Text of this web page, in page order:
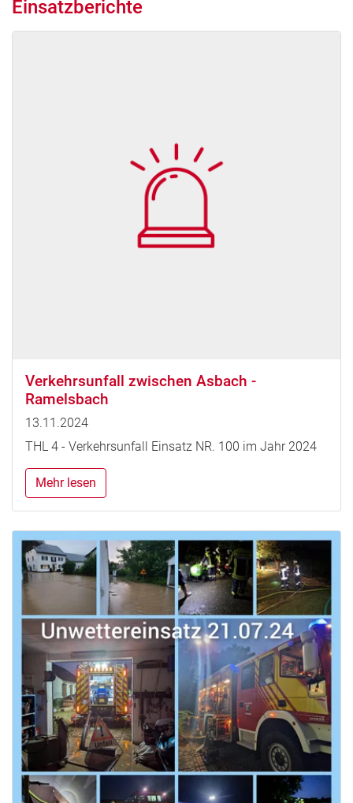
Einsatzberichte
Verkehrsunfall zwischen Asbach -
Ramelsbach
13.11.2024
THL 4 - Verkehrsunfall Einsatz NR. 100 im Jahr 2024
Mehr lesen